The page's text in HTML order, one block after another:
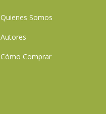
Quienes Somos
Autores
Cómo Comprar